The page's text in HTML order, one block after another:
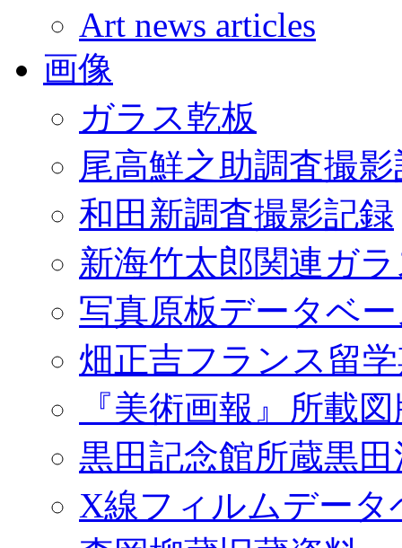
Art news articles
画像
ガラス乾板
尾高鮮之助調査撮
和田新調査撮影記録
新海竹太郎関連ガ
写真原板データベ
畑正吉フランス留
『美術画報』所載
黒田記念館所蔵黒
X線フィルムデータ